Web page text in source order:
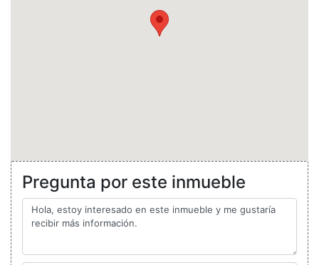
Pregunta por este inmueble